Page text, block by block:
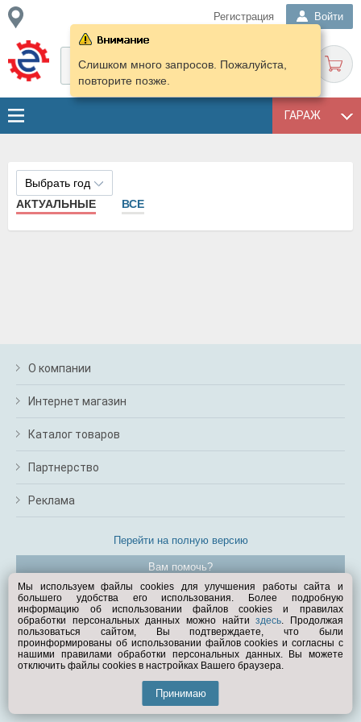
Регистрация Войти
ГАРАЖ
Слишком много запросов. Пожалуйста,
повторите позже.
Выбрать год
АКТУАЛЬНЫЕ
ВСЕ
О компании
Интернет магазин
Каталог товаров
Партнерство
Реклама
Перейти на полную версию
Вам помочь?
© Exist.ru 1998—2026
Мы используем файлы cookies для улучшения работы сайта и
большего удобства его использования. Более подробную
информацию об использовании файлов cookies и правилах
обработки персональных данных можно найтиздесь. Продолжая
пользоваться сайтом, Вы подтверждаете, что были
проинформированы об использовании файлов cookies и согласны с
нашими правилами обработки персональных данных. Вы можете
отключить файлы cookies в настройках Вашего браузера.
Принимаю